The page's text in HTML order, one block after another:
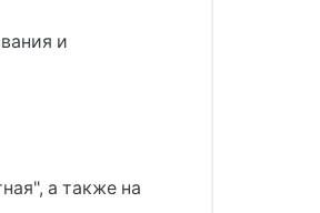
и
а также на